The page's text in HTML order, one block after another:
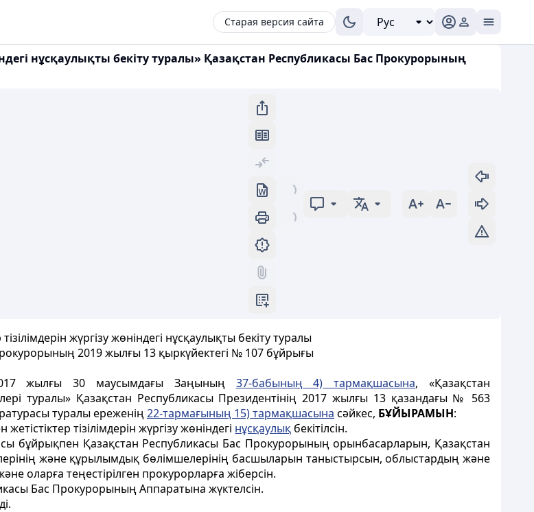
Старая версия сайта
нұсқаулықты бекіту туралы» Қазақстан Республикасы Бас Прокурорының
жүргізу жөніндегі нұсқаулықты бекіту туралы
2019 жылғы 13 қыркүйектегі № 107 бұйрығы
жылғы 30 маусымдағы Заңының 37-бабының 4) тармақшасына, «Қазақстан
туралы» Қазақстан Республикасы Президентінің 2017 жылғы 13 қазандағы № 563
туралы ереженің22-тармағының 15) тармақшасына сәйкес, БҰЙЫРАМЫН:
тізілімдерін жүргізу жөніндегі нұсқаулық бекітілсін.
бұйрықпен Қазақстан Республикасы Бас Прокурорының орынбасарларын, Қазақстан
және құрылымдық бөлімшелерінің басшыларын таныстырсын, облыстардың және
теңестірілген прокурорларға жіберсін.
Бас Прокурорының Аппаратына жүктелсін.